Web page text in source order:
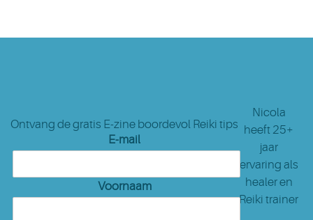
Ontvang de gratis E-zine boordevol Reiki tips
E-mail
Voornaam
Nicola
heeft 25+
jaar
ervaring als
healer en
Reiki trainer